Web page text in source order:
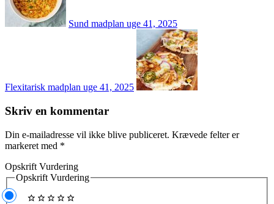
Sund madplan uge 41, 2025
Flexitarisk madplan uge 41, 2025
Skriv en kommentar
Din e-mailadresse vil ikke blive publiceret. Krævede felter er
markeret med *
Opskrift Vurdering
Opskrift Vurdering